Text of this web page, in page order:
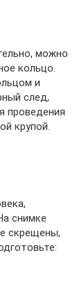
можно
кольцо.
и
след,
проведения
крупой.
снимке
скрещены,